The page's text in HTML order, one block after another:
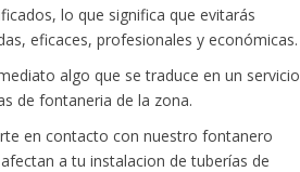
lo que significa que evitarás
eficaces, profesionales y económicas.
algo que se traduce en un servicio
de fontaneria de la zona.
en contacto con nuestro fontanero
a tu instalacion de tuberías de